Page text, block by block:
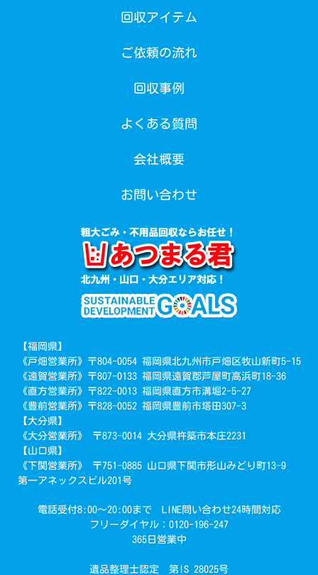
回収アイテム
ご依頼の流れ
回収事例
よくある質問
会社概要
お問い合わせ
【福岡県】
《戸畑営業所》〒804-0054 福岡県北九州市戸畑区牧山新町5-15
《遠賀営業所》〒807-0133 福岡県遠賀郡芦屋町高浜町18-36
《直方営業所》〒822-0013 福岡県直方市溝堀2-5-27
《豊前営業所》〒828-0052 福岡県豊前市塔田307-3
【大分県】
《大分営業所》 〒873-0014 大分県杵築市本庄2231
【山口県】
《下関営業所》 〒751-0885 山口県下関市形山みどり町13-9
第一アネックスビル201号
電話受付8:00～20:00まで LINE問い合わせ24時間対応
フリーダイヤル：0120-196-247
365日営業中
遺品整理士認定 第IS 28025号